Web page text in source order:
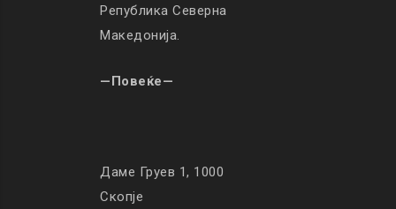
Република Северна
Македонија.
—Повеќе—
Даме Груев 1, 1000
Скопје